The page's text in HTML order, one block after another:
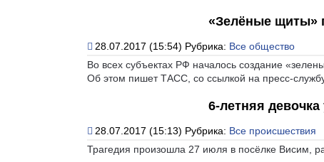
«Зелёные щиты»
28.07.2017 (15:54) Рубрика: Все общество
Во всех субъектах РФ началось создание
Об этом пишет ТАСС, со ссылкой на пресс-
6-летняя
28.07.2017 (15:13) Рубрика: Все происшествия
Трагедия произошла 27 июля в посёлке Висим,